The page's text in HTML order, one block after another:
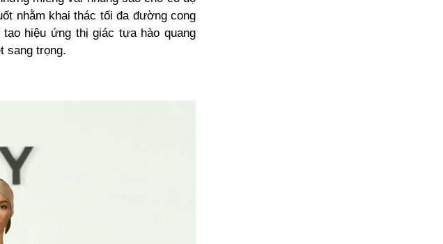
nhằm khai thác tối đa đường cong
hiệu ứng thị giác tựa hào quang
sang trọng.